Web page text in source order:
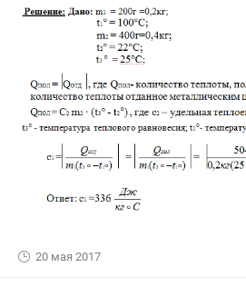
20 мая 2017